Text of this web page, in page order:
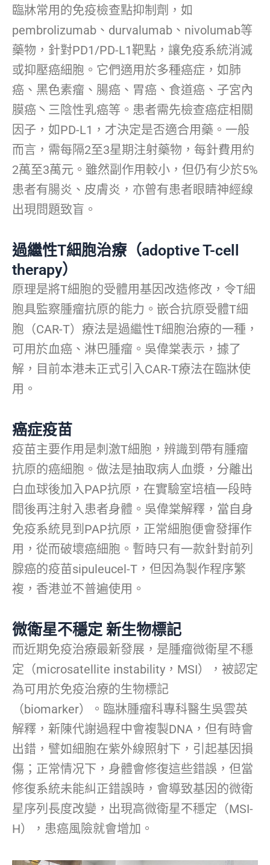
臨牀常用的免疫檢查點抑制劑，如
pembrolizumab、durvalumab、nivolumab等
藥物，針對PD1/PD-L1靶點，讓免疫系統消滅
或抑壓癌細胞。它們適用於多種癌症，如肺
癌、黑色素瘤、腸癌、胃癌、食道癌、子宮內
膜癌丶三陰性乳癌等。患者需先檢查癌症相關
因子，如PD-L1，才決定是否適合用藥。一般
而言，需每隔2至3星期注射藥物，每針費用約
2萬至3萬元。雖然副作用較小，但仍有少於5%
患者有腸炎、皮膚炎，亦曾有患者眼睛神經線
出現問題致盲。
過繼性T細胞治療（adoptive T-cell
therapy）
原理是將T細胞的受體用基因改造修改，令T細
胞具監察腫瘤抗原的能力。嵌合抗原受體T細
胞（CAR-T）療法是過繼性T細胞治療的一種，
可用於血癌、淋巴腫瘤。吳偉棠表示，據了
解，目前本港未正式引入CAR-T療法在臨牀使
用。
癌症疫苗
疫苗主要作用是刺激T細胞，辨識到帶有腫瘤
抗原的癌細胞。做法是抽取病人血漿，分離出
白血球後加入PAP抗原，在實驗室培植一段時
間後再注射入患者身體。吳偉棠解釋，當自身
免疫系統見到PAP抗原，正常細胞便會發揮作
用，從而破壞癌細胞。暫時只有一款針對前列
腺癌的疫苗sipuleucel-T，但因為製作程序繁
複，香港並不普遍使用。
微衛星不穩定 新生物標記
而近期免疫治療最新發展，是腫瘤微衛星不穩
定（microsatellite instability，MSI），被認定
為可用於免疫治療的生物標記
（biomarker）。臨牀腫瘤科專科醫生吳雲英
解釋，新陳代謝過程中會複製DNA，但有時會
出錯，譬如細胞在紫外線照射下，引起基因損
傷；正常情况下，身體會修復這些錯誤，但當
修復系統未能糾正錯誤時，會導致基因的微衛
星序列長度改變，出現高微衛星不穩定（MSI-
H），患癌風險就會增加。